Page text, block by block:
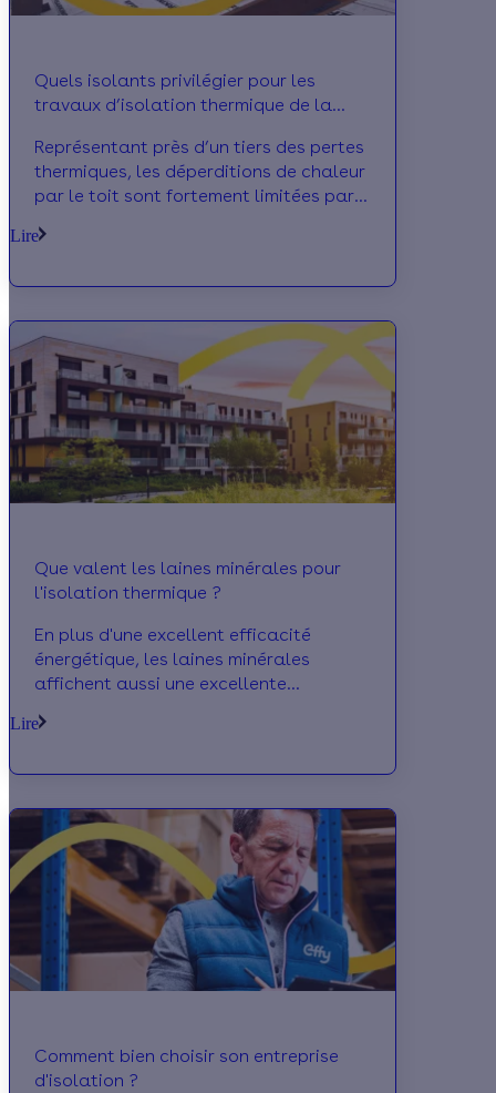
Quels isolants privilégier pour les
travaux d’isolation thermique de la
Représentant près d’un tiers des pertes
thermiques, les déperditions de chaleur
par le toit sont fortement limitées par
Effectuée par l’intérieur ou par
augmente le confort thermique et
génère des économies d’énergie.
Lire
Que valent les laines minérales pour
l'isolation thermique ?
En plus d'une excellent efficacité
énergétique, les laines minérales
affichent aussi une excellente
rapport qualité/prix qua
Lire
Comment bien choisir son entreprise
d'isolation ?